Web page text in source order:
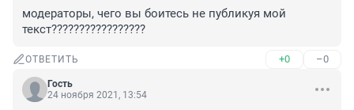
модераторы, чего вы боитесь не публикуя мой
текст?????????????????
ОТВЕТИТЬ +0 –0
Гость
24 ноября 2021, 13:54